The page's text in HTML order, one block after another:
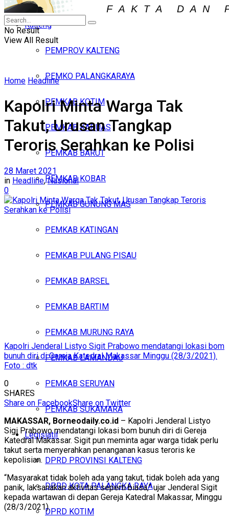
Iklan
Jumat, Agustus 7, 2026
Kalteng
PEMPROV KALTENG
PEMKO PALANGKARAYA
PEMKAB KOTIM
PEMKAB KAPUAS
PEMKAB BARUT
PEMKAB KOBAR
PEMKAB GUNUNG MAS
PEMKAB KATINGAN
PEMKAB PULANG PISAU
PEMKAB BARSEL
PEMKAB BARTIM
PEMKAB MURUNG RAYA
PEMKAB LAMANDAU
PEMKAB SERUYAN
PEMKAB SUKAMARA
Legislatif
DPRD PROVINSI KALTENG
DPRD KOTA PALANGKA RAYA
DPRD KOTIM
No Result
View All Result
Home Headline
Kapolri Minta Warga Tak
Takut, Urusan Tangkap
Teroris Serahkan ke Polisi
28 Maret 2021
in Headline,Nasional
0
Kapolri Jenderal Listyo Sigit Prabowo mendatangi lokasi bom
bunuh diri di Gereja Katedral Makassar Minggu (28/3/2021).
Foto : dtk
0
SHARES
Share on FacebookShare on Twitter
MAKASSAR, Borneodaily.co.id – Kapolri Jenderal Listyo
Sigi Prabowo mendatangi lokasi bom bunuh diri di Gereja
Katedral Makassar. Sigit pun meminta agar warga tidak perlu
takut serta menyerahkan penanganan kasus teroris ke
kepolisian.
“Masyarakat tidak boleh ada yang takut, tidak boleh ada yang
panik, laksanakan aktivitas seperti biasa,” ujar Jenderal Sigit
kepada wartawan di depan Gereja Katedral Makassar, Minggu
(28/3/2021).